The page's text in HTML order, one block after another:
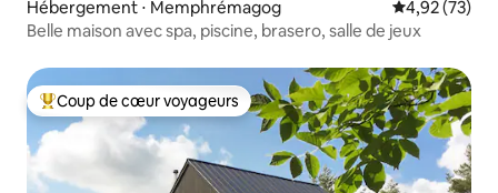
Hébergement ⋅ Memphrémagog Évaluation
4,92 (73)
Belle maison avec spa, piscine, brasero, salle de jeux
Coups de cœur voyageurs les plus appréciés
Coup de cœur voyageurs